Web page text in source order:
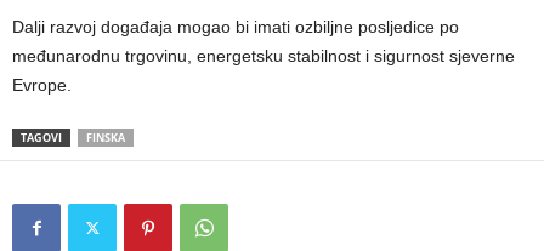
Dalji razvoj događaja mogao bi imati ozbiljne posljedice po
međunarodnu trgovinu, energetsku stabilnost i sigurnost sjeverne
Evrope.
TAGOVI FINSKA